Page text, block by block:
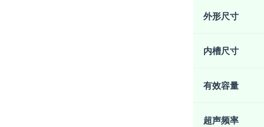
外形尺寸
内槽尺寸
有效容量
超声频率